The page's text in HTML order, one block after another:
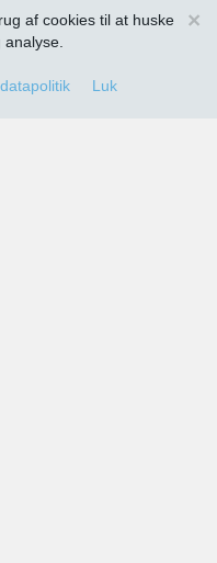
×
af cookies til at huske
Luk